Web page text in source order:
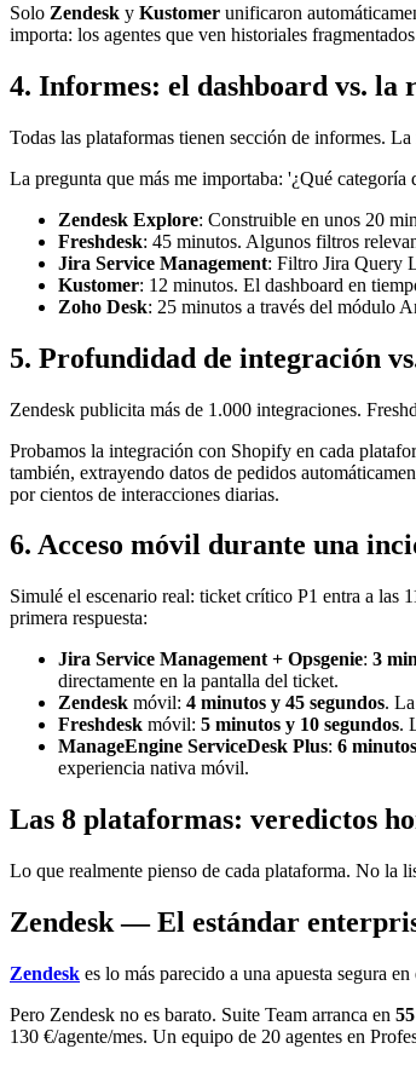
Solo Zendesk y Kustomer unificaron
importa: los agentes que ven historiales
4. Informes: el dashboard vs. la
Todas las plataformas tienen sección de informes.
La pregunta que más me importaba: '¿Qué
Zendesk Explore: Construible en unos 20
Freshdesk: 45 minutos. Algunos filtros
Jira Service Management: Filtro Jira Query
Kustomer: 12 minutos. El dashboard en
Zoho Desk: 25 minutos a través del módulo
5. Profundidad de integración
Zendesk publicita más de 1.000 integraciones.
Probamos la integración con Shopify en cada
también, extrayendo datos de pedidos
por cientos de interacciones diarias.
6. Acceso móvil durante una
Simulé el escenario real: ticket crítico P1 entra a las
primera respuesta:
Jira Service Management + Opsgenie: 3
directamente en la pantalla del ticket.
Zendesk móvil: 4 minutos y 45 segundos.
Freshdesk móvil: 5 minutos y 10 segundos.
ManageEngine ServiceDesk Plus: 6
experiencia nativa móvil.
Las 8 plataformas: veredictos
Lo que realmente pienso de cada plataforma. No la
Zendesk — El estándar
Zendesk es lo más parecido a una apuesta segura
Pero Zendesk no es barato. Suite Team arranca en
130 €/agente/mes. Un equipo de 20 agentes en